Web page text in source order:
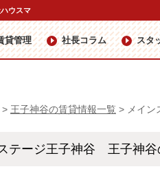
ウスマ
貸管理 社長コラム スタ
> 王子神谷の賃貸情報一覧 > メイ
テージ王子神谷 王子神